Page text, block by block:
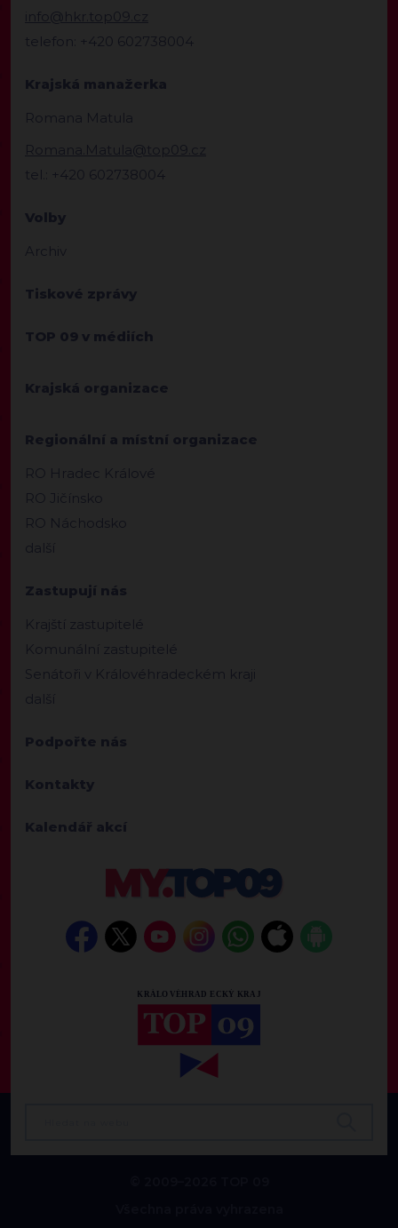
info@hkr.top09.cz
telefon: +420 602738004
Krajská manažerka
Romana Matula
Romana.Matula@top09.cz
tel.: +420 602738004
Volby
Archiv
Tiskové zprávy
TOP 09 v médiích
Krajská organizace
Regionální a místní organizace
RO Hradec Králové
RO Jičínsko
RO Náchodsko
další
Zastupují nás
Krajští zastupitelé
Komunální zastupitelé
Senátoři v Královéhradeckém kraji
další
Podpořte nás
Kontakty
Kalendář akcí